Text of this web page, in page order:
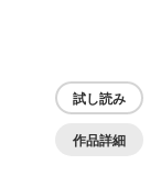
試し読み
作品詳細